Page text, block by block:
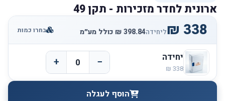
ארונית לחדר מזכירות - תקן 49
ליחידה בחרו כמות
יחידה −
+
הוסף לעגלה